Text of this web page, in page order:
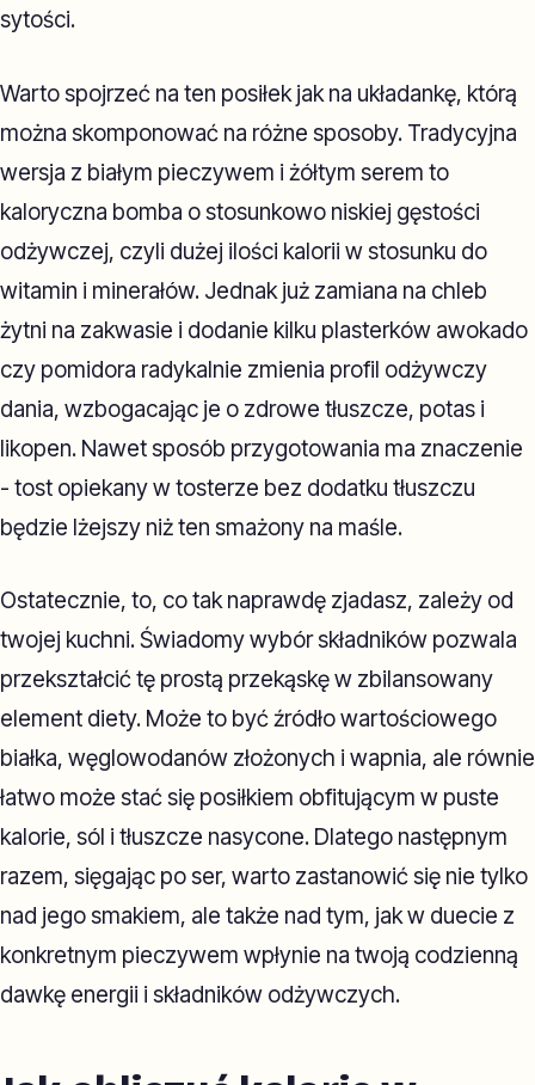
sytości.
Warto spojrzeć na ten posiłek jak na układankę, którą
można skomponować na różne sposoby. Tradycyjna
wersja z białym pieczywem i żółtym serem to
kaloryczna bomba o stosunkowo niskiej gęstości
odżywczej, czyli dużej ilości kalorii w stosunku do
witamin i minerałów. Jednak już zamiana na chleb
żytni na zakwasie i dodanie kilku plasterków awokado
czy pomidora radykalnie zmienia profil odżywczy
dania, wzbogacając je o zdrowe tłuszcze, potas i
likopen. Nawet sposób przygotowania ma znaczenie
- tost opiekany w tosterze bez dodatku tłuszczu
będzie lżejszy niż ten smażony na maśle.
Ostatecznie, to, co tak naprawdę zjadasz, zależy od
twojej kuchni. Świadomy wybór składników pozwala
przekształcić tę prostą przekąskę w zbilansowany
element diety. Może to być źródło wartościowego
białka, węglowodanów złożonych i wapnia, ale równie
łatwo może stać się posiłkiem obfitującym w puste
kalorie, sól i tłuszcze nasycone. Dlatego następnym
razem, sięgając po ser, warto zastanowić się nie tylko
nad jego smakiem, ale także nad tym, jak w duecie z
konkretnym pieczywem wpłynie na twoją codzienną
dawkę energii i składników odżywczych.